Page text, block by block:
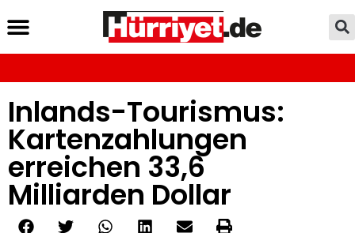
Inlands-Tourismus:
Kartenzahlungen
erreichen 33,6
Milliarden Dollar